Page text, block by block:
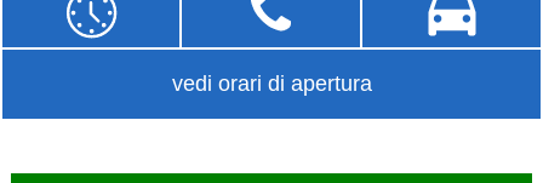
vedi orari di apertura